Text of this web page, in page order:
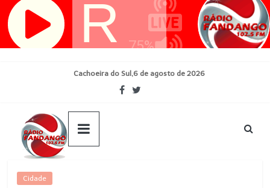
Pular
para
Cachoeira do Sul,6 de agosto de 2026
Cidade